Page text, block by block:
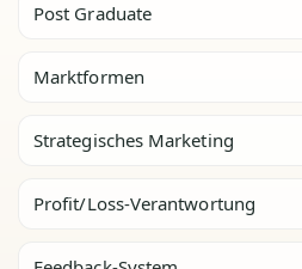
Post Graduate
Marktformen
Strategisches Marketing
Profit/Loss-Verantwortung